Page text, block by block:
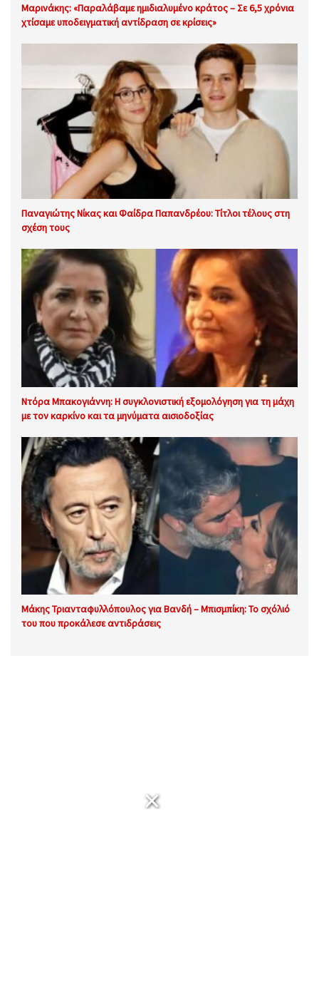
Μαρινάκης: «Παραλάβαμε ημιδιαλυμένο κράτος – Σε 6,5 χρόνια
χτίσαμε υποδειγματική αντίδραση σε κρίσεις»
Παναγιώτης Νίκας και Φαίδρα Παπανδρέου: Τίτλοι τέλους στη
σχέση τους
Ντόρα Μπακογιάννη: Η συγκλονιστική εξομολόγηση για τη μάχη
με τον καρκίνο και τα μηνύματα αισιοδοξίας
Μάκης Τριανταφυλλόπουλος για Βανδή – Μπισμπίκη: Το σχόλιό
του που προκάλεσε αντιδράσεις